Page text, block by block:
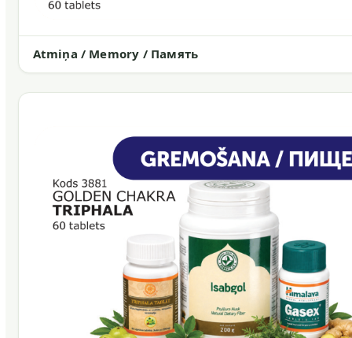
Atmiņa / Memory / Память